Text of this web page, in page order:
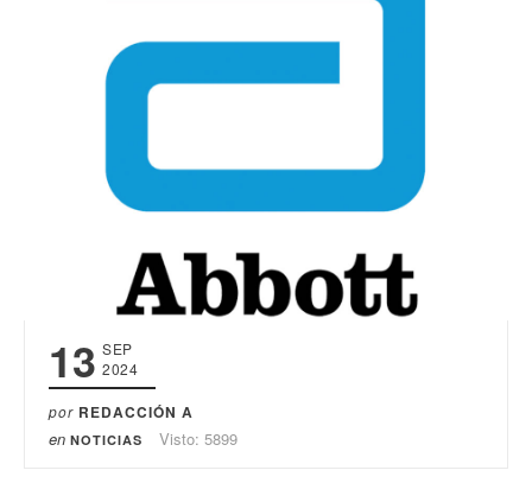
13 SEP
2024
por REDACCIÓN A
en NOTICIAS Visto: 5899